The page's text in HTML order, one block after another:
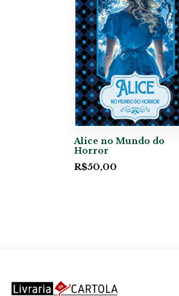
Alice no Mundo do
Horror
R$50,00